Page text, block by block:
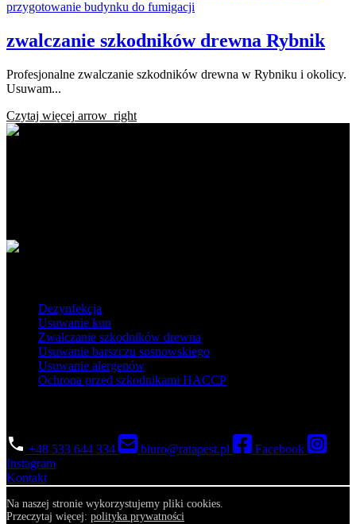
zwalczanie szkodników drewna Rybnik
Profesjonalne zwalczanie szkodników drewna w Rybniku i okolicy.
Usuwam...
Czytaj więcej arrow_right
Dezynfekcja
Usuwanie kun
Zwalczanie szkodników drewna
Usuwanie barszczu sosnowskiego
Usuwanie alergenów
Ochrona przed szkodnikami HACCP
+48 533 644 334 biuro@ratapest.pl
Facebook
Instagram
Kontakt
Na naszej stronie wykorzystujemy pliki cookies.
Przeczytaj więcej: polityka prywatności